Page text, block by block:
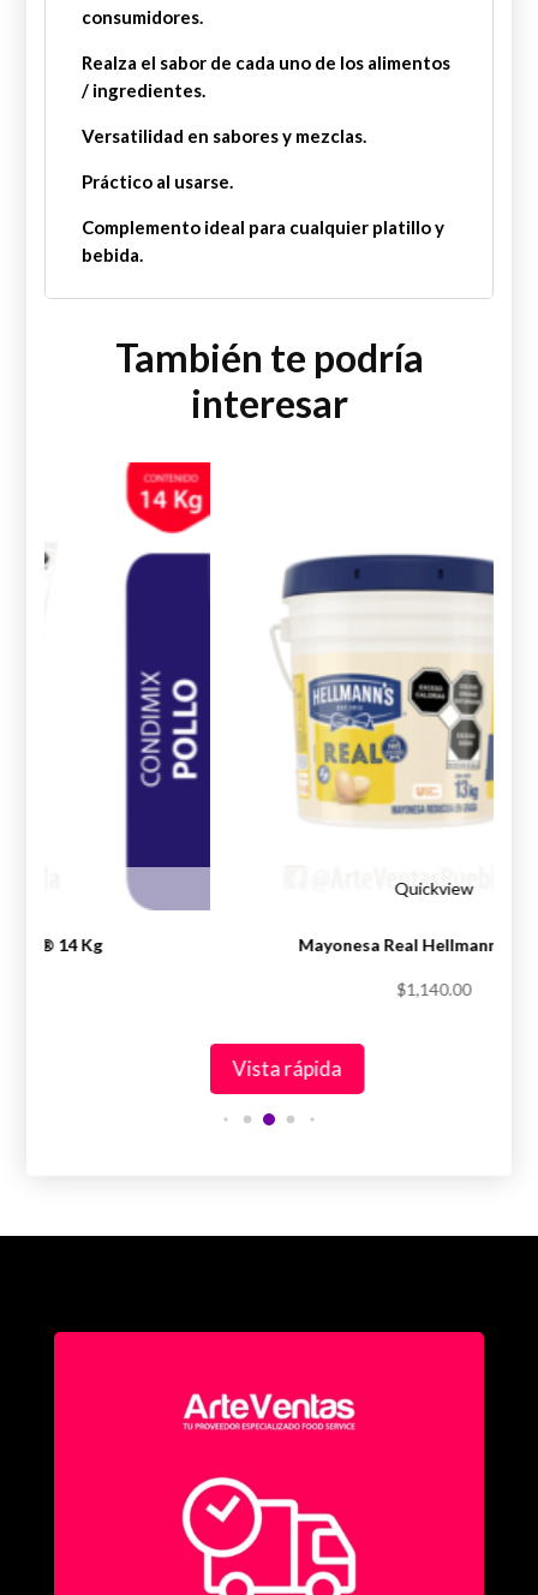
consumidores.
Realza el sabor de cada uno de los alimentos
/ ingredientes.
Versatilidad en sabores y mezclas.
Práctico al usarse.
Complemento ideal para cualquier platillo y
bebida.
También te podría
interesar
14 Kg
Quickview
Mayonesa Real Hellmann’s®
$1,140.00
Vista rápida